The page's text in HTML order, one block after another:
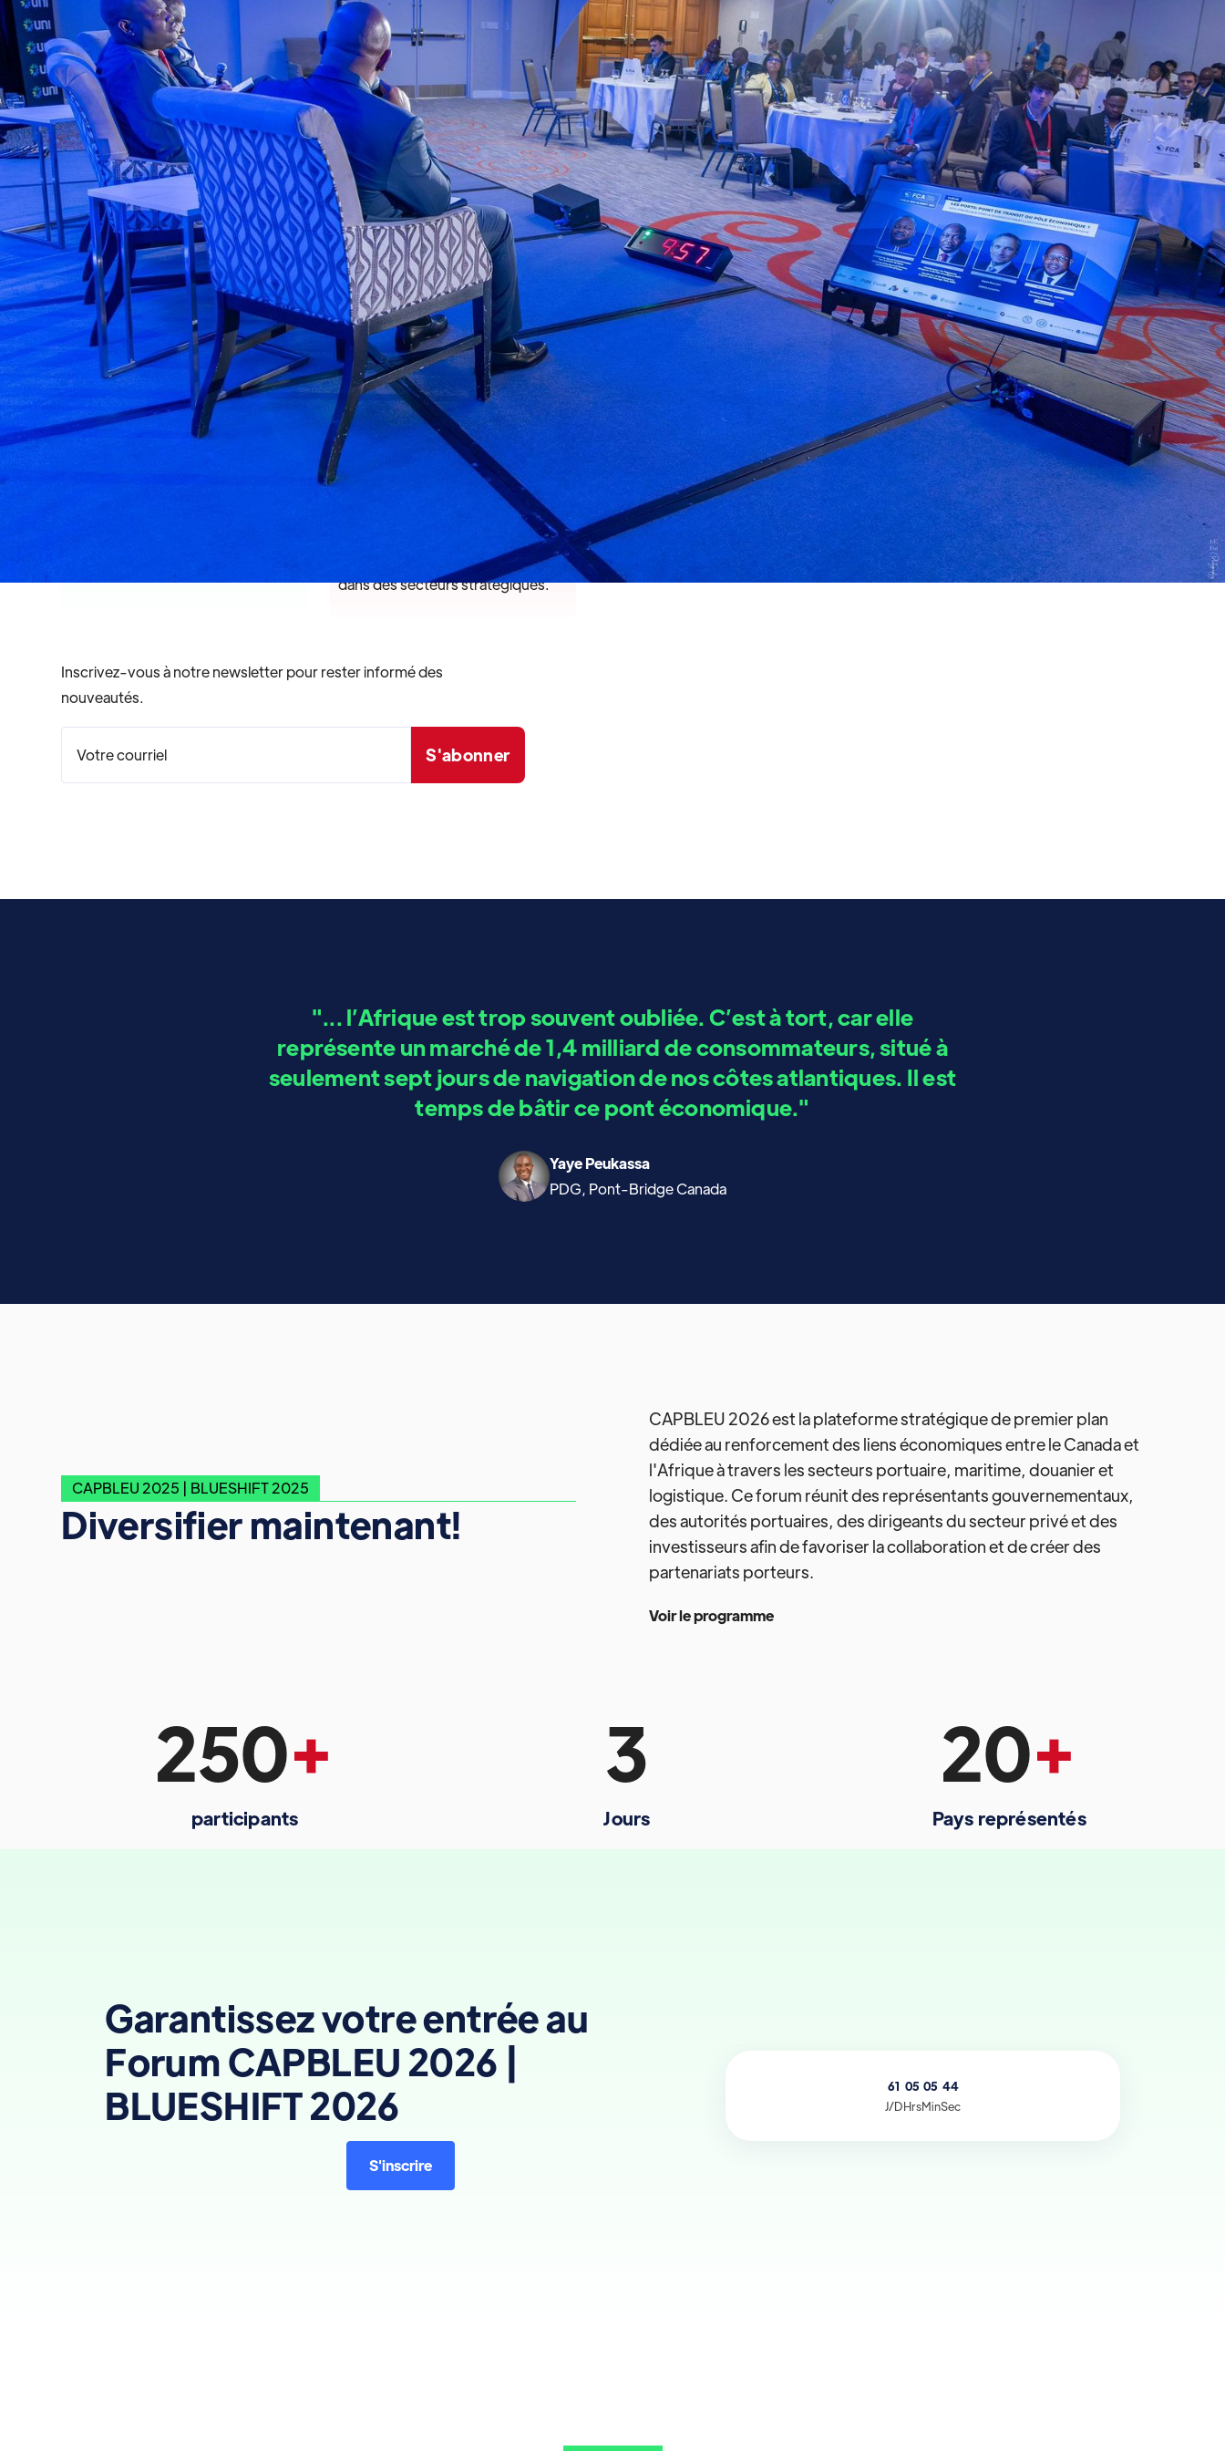
l'action.
Le Forum Canada-Afrique, CAPBLEU | BLUESHIFT a pour mission de
renforcer les relations économiques, politiques et sociales entre nos
deux continents, en créant un espace structuré de dialogue, de
collaboration et d’opportunités. Il met un accent particulier sur le
transfert de connaissancesentre les entreprises du Nouveau-
Brunswick et l’Afrique, notamment dans les domaines de la
conservation, de l’optimisationet des pratiques liées à
l’Environnement Social et Gouvernance(ESG). Le Forum aborde
également des enjeux clés tels que ladécarbonationet la gestion
durable des océans, afin de promouvoir des solutions innovantes et
responsables au service d’un développement mutuellement
bénéfique.
Une ambition Un catalyseur
Agir comme un catalyseur de
partenariats concrets, de
d’investissements structurants
dans des secteurs stratégiques.
Inscrivez-vous à notre newsletter pour rester informé des
nouveautés.
"... l’Afrique est trop souvent oubliée. C’est à tort, car elle
représente un marché de 1,4 milliard de consommateurs, situé à
seulement sept jours de navigation de nos côtes atlantiques. Il est
temps de bâtir ce pont économique."
Yaye Peukassa
PDG, Pont-Bridge Canada
CAPBLEU 2025 | BLUESHIFT 2025
Diversifier maintenant!
CAPBLEU 2026 est la plateforme stratégique de premier plan
dédiée au renforcement des liens économiques entre le Canada et
l'Afrique à travers les secteurs portuaire, maritime, douanier et
logistique. Ce forum réunit des représentants gouvernementaux,
des autorités portuaires, des dirigeants du secteur privé et des
investisseurs afin de favoriser la collaboration et de créer des
partenariats porteurs.
Voir le programme
250+
participants
3
Jours
20+
Pays représentés
Garantissez votre entrée au
Forum CAPBLEU 2026 |
BLUESHIFT 2026
S'inscrire
61
J/D
05
Hrs
05
Min
42
Sec